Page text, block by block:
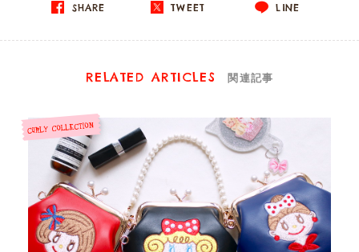
SHARE TWEET LINE
RELATED ARTICLES 関連記事